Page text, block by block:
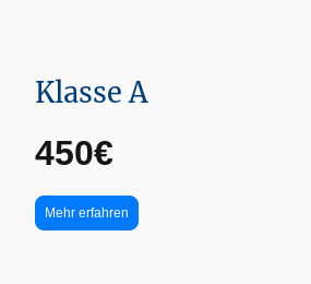
Klasse A
450€
Mehr erfahren